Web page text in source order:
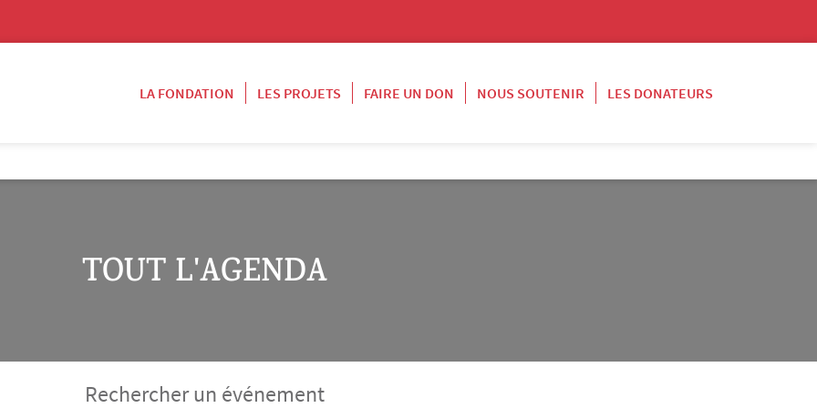
LA FONDATION
LES PROJETS FAIRE UN DON NOUS SOUTENIR LES DONATEURS
TOUT L'AGENDA
Rechercher un événement